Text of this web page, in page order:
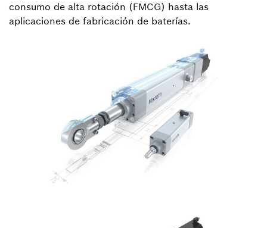
consumo de alta rotación (FMCG) hasta las
aplicaciones de fabricación de baterías.